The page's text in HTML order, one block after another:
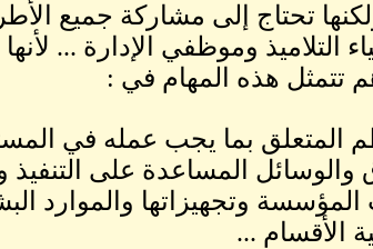
تحتاج إلى مشاركة جميع
التلاميذ وموظفي الإدارة ...
تتمثل هذه المهام في :
المتعلق بما يجب عمله في
والوسائل المساعدة على التنفيذ
وتجهيزاتها والموارد
الأقسام ...